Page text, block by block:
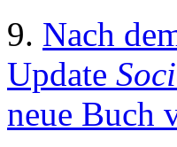
9. Nach
Update
neue Buch